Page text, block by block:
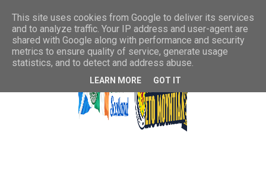
This site uses cookies from Google to deliver its services
and to analyze traffic. Your IP address and user-agent are
shared with Google along with performance and security
metrics to ensure quality of service, generate usage
statistics, and to detect and address abuse.
LEARN MORE GOT IT